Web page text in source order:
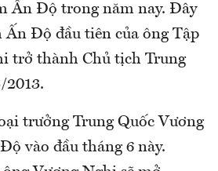
Ấn Độ trong năm nay. Đây
Ấn Độ đầu tiên của ông Tập
trở thành Chủ tịch Trung
2013.
trưởng Trung Quốc Vương
vào đầu tháng 6 này.